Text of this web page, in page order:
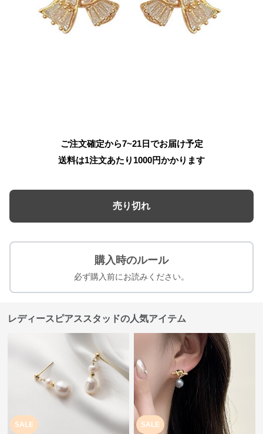
ご注文確定から7~21日でお届け予定
送料は1注文あたり 1000円かかります
売り切れ
購入時のルール
必ず購入前にお読みください。
レディースピアススタッドの人気アイテム
SALE SALE